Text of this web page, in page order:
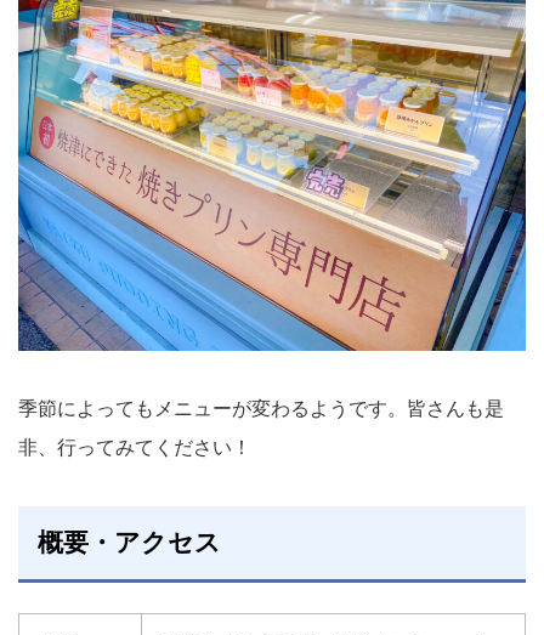
季節によってもメニューが変わるようです。皆さんも是
非、行ってみてください！
概要・アクセス